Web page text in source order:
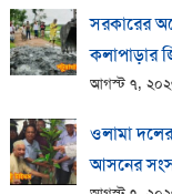
সরকারের
কলাপাড়ার
আগস্ট ৭,
ওলামা
আসনের